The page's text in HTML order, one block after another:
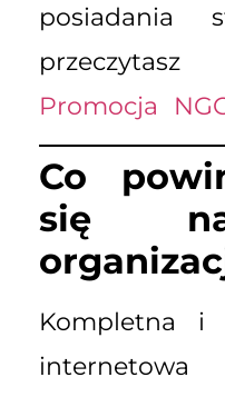
posiadania
Promocja
Co
się
Kompletna i